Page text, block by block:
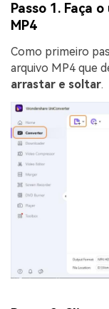
Passo 1. Faça
MP4
Como primeiro
arquivo MP4 que
arrastar e soltar.